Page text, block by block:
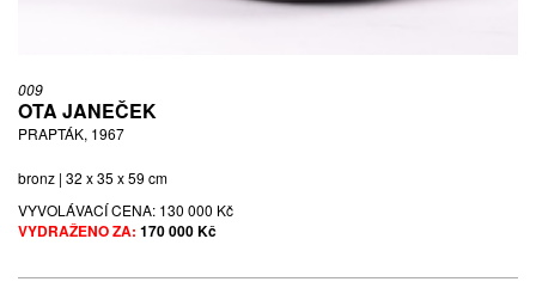
009
OTA JANEČEK
PRAPTÁK, 1967
bronz | 32 x 35 x 59 cm
VYVOLÁVACÍ CENA: 130 000 Kč
VYDRAŽENO ZA: 170 000 Kč